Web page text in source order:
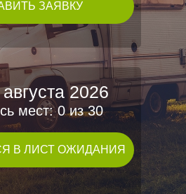
мест: 0 из 30
2026
В ЛИСТ ОЖИДАНИЯ
ЗАЯВКУ